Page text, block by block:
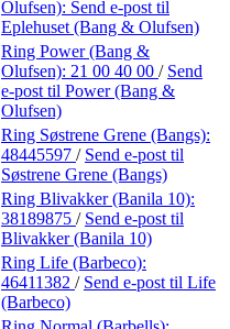
Olufsen): Send e-post til
Eplehuset (Bang & Olufsen)
Ring Power (Bang &
Olufsen): 21 00 40 00 / Send
e-post til Power (Bang &
Olufsen)
Ring Søstrene Grene (Bangs):
48445597 / Send e-post til
Søstrene Grene (Bangs)
Ring Blivakker (Banila 10):
38189875 / Send e-post til
Blivakker (Banila 10)
Ring Life (Barbeco):
46411382 / Send e-post til Life
(Barbeco)